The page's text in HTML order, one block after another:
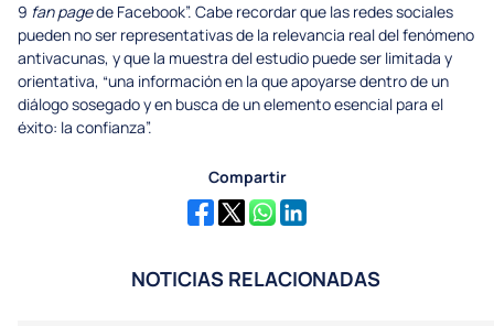
9 fan pagede Facebook”. Cabe recordar que las redes sociales
pueden no ser representativas de la relevancia real del fenómeno
antivacunas, y que la muestra del estudio puede ser limitada y
orientativa, “una información en la que apoyarse dentro de un
diálogo sosegado y en busca de un elemento esencial para el
éxito: la confianza”.
Compartir
NOTICIAS RELACIONADAS